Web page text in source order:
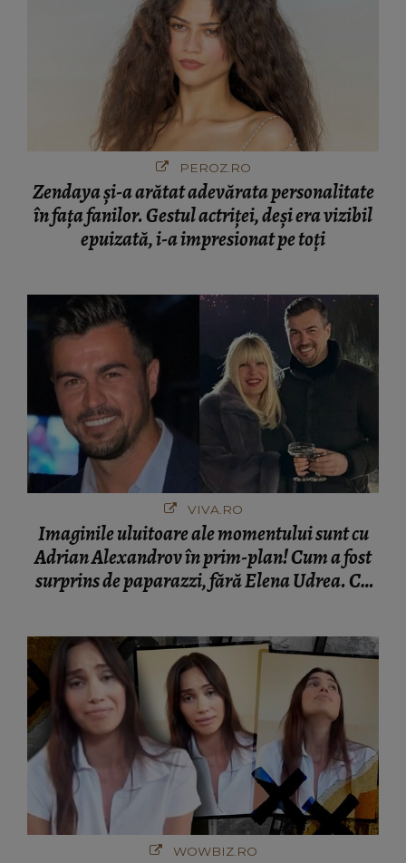
PEROZ.RO
Zendaya și-a arătat adevărata personalitate
în fața fanilor. Gestul actriței, deși era vizibil
epuizată, i-a impresionat pe toți
VIVA.RO
Imaginile uluitoare ale momentului sunt cu
Adrian Alexandrov în prim-plan! Cum a fost
surprins de paparazzi, fără Elena Udrea. Cu
WOWBIZ.RO